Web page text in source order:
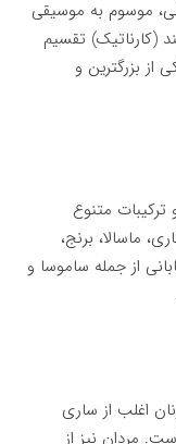
موسوم به موسیقی
(کارناتیک) تقسیم
از بزرگترین و
متنوع
ماسالا، برنج،
از جمله ساموسا و
اغلب از ساری
مردان نیز از